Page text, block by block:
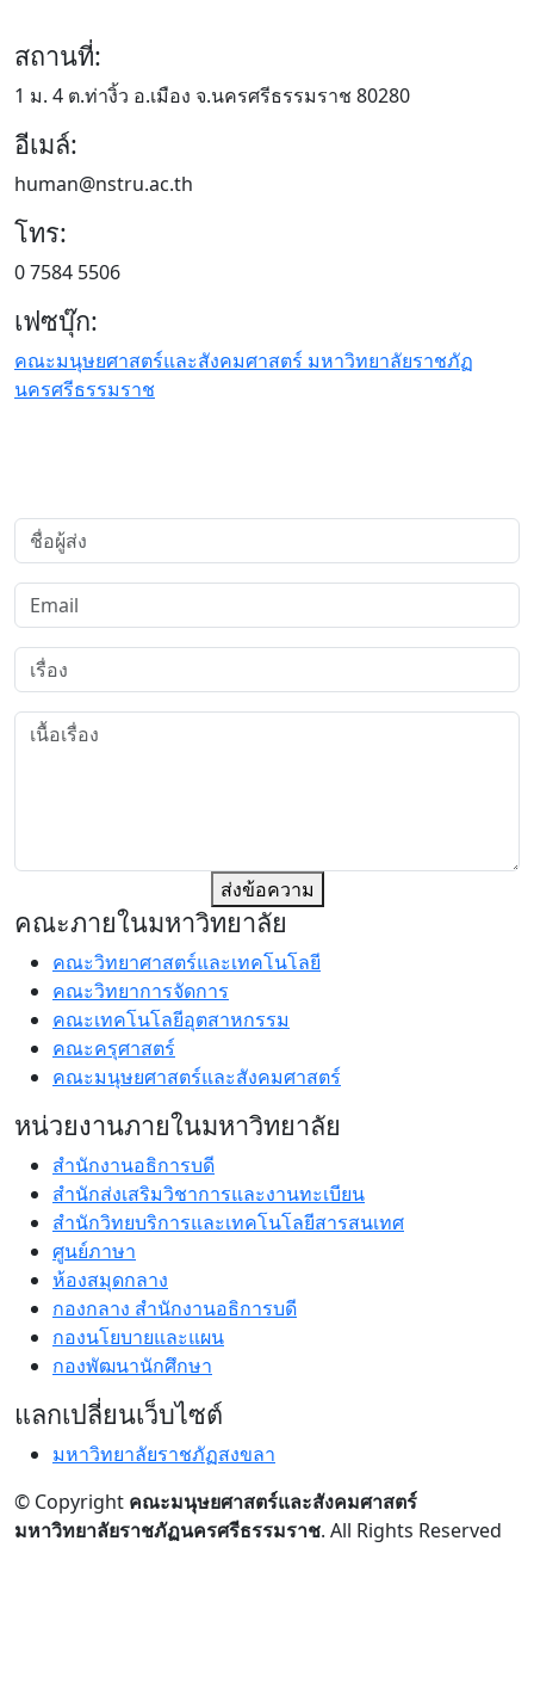
สถานที่:
1 ม. 4 ต.ท่างิ้ว อ.เมือง จ.นครศรีธรรมราช 80280
อีเมล์:
human@nstru.ac.th
โทร:
0 7584 5506
เฟซบุ๊ก:
คณะมนุษยศาสตร์และสังคมศาสตร์ มหาวิทยาลัยราชภัฏ
นครศรีธรรมราช
ส่งข้อความ
คณะภายในมหาวิทยาลัย
คณะวิทยาศาสตร์และเทคโนโลยี
คณะวิทยาการจัดการ
คณะเทคโนโลยีอุตสาหกรรม
คณะครุศาสตร์
คณะมนุษยศาสตร์และสังคมศาสตร์
หน่วยงานภายในมหาวิทยาลัย
สำนักงานอธิการบดี
สำนักส่งเสริมวิชาการและงานทะเบียน
สำนักวิทยบริการและเทคโนโลยีสารสนเทศ
ศูนย์ภาษา
ห้องสมุดกลาง
กองกลาง สำนักงานอธิการบดี
กองนโยบายและแผน
กองพัฒนานักศึกษา
แลกเปลี่ยนเว็บไซต์
มหาวิทยาลัยราชภัฏสงขลา
© Copyright คณะมนุษยศาสตร์และสังคมศาสตร์
มหาวิทยาลัยราชภัฏนครศรีธรรมราช. All Rights Reserved